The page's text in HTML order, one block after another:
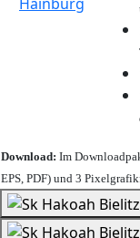
Download: Im
EPS, PDF) und 3